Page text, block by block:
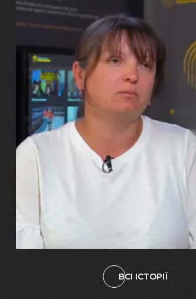
29.07.2026
Марина, Ваїд та Аміна Харченко
"Попри всі втрати, ми не
зламалися: тепер я бачу
свого вбитого чоловіка у
наших дітях"
ВСІ ІСТОРІЇ